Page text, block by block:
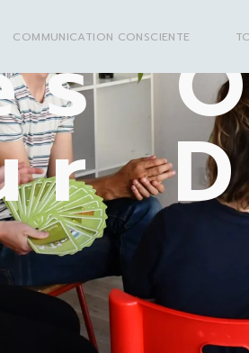
COMMUNICATION CONSCIENTE